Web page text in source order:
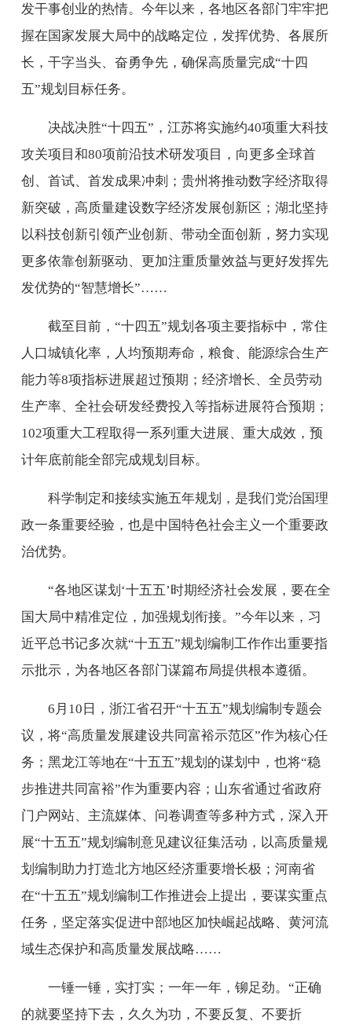
发干事创业的热情。今年以来，各地区各部门牢牢把
握在国家发展大局中的战略定位，发挥优势、各展所
长，干字当头、奋勇争先，确保高质量完成“十四
五”规划目标任务。
决战决胜“十四五”，江苏将实施约40项重大科技
攻关项目和80项前沿技术研发项目，向更多全球首
创、首试、首发成果冲刺；贵州将推动数字经济取得
新突破，高质量建设数字经济发展创新区；湖北坚持
以科技创新引领产业创新、带动全面创新，努力实现
更多依靠创新驱动、更加注重质量效益与更好发挥先
发优势的“智慧增长”……
截至目前，“十四五”规划各项主要指标中，常住
人口城镇化率，人均预期寿命，粮食、能源综合生产
能力等8项指标进展超过预期；经济增长、全员劳动
生产率、全社会研发经费投入等指标进展符合预期；
102项重大工程取得一系列重大进展、重大成效，预
计年底前能全部完成规划目标。
科学制定和接续实施五年规划，是我们党治国理
政一条重要经验，也是中国特色社会主义一个重要政
治优势。
“各地区谋划‘十五五’时期经济社会发展，要在全
国大局中精准定位，加强规划衔接。”今年以来，习
近平总书记多次就“十五五”规划编制工作作出重要指
示批示，为各地区各部门谋篇布局提供根本遵循。
6月10日，浙江省召开“十五五”规划编制专题会
议，将“高质量发展建设共同富裕示范区”作为核心任
务；黑龙江等地在“十五五”规划的谋划中，也将“稳
步推进共同富裕”作为重要内容；山东省通过省政府
门户网站、主流媒体、问卷调查等多种方式，深入开
展“十五五”规划编制意见建议征集活动，以高质量规
划编制助力打造北方地区经济重要增长极；河南省
在“十五五”规划编制工作推进会上提出，要谋实重点
任务，坚定落实促进中部地区加快崛起战略、黄河流
域生态保护和高质量发展战略……
一锤一锤，实打实；一年一年，铆足劲。“正确
的就要坚持下去，久久为功，不要反复、不要折